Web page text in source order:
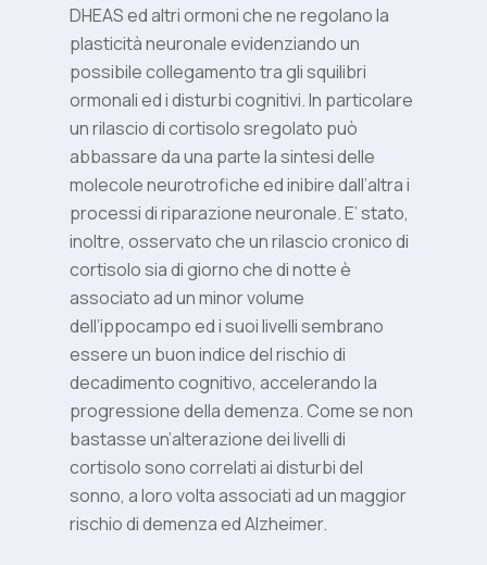
DHEAS ed altri ormoni che ne regolano la
plasticità neuronale evidenziando un
possibile collegamento tra gli squilibri
ormonali ed i disturbi cognitivi. In particolare
un rilascio di cortisolo sregolato può
abbassare da una parte la sintesi delle
molecole neurotrofiche ed inibire dall’altra i
processi di riparazione neuronale. E’ stato,
inoltre, osservato che un rilascio cronico di
cortisolo sia di giorno che di notte è
associato ad un minor volume
dell’ippocampo ed i suoi livelli sembrano
essere un buon indice del rischio di
decadimento cognitivo, accelerando la
progressione della demenza. Come se non
bastasse un’alterazione dei livelli di
cortisolo sono correlati ai disturbi del
sonno, a loro volta associati ad un maggior
rischio di demenza ed Alzheimer.